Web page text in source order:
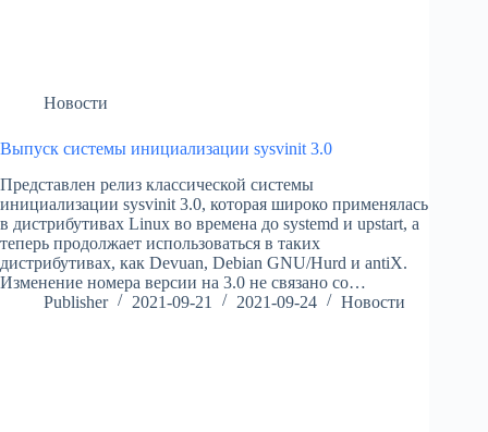
Новости
Выпуск системы инициализации sysvinit 3.0
Представлен релиз классической системы
инициализации sysvinit 3.0, которая широко применялась
в дистрибутивах Linux во времена до systemd и upstart, а
теперь продолжает использоваться в таких
дистрибутивах, как Devuan, Debian GNU/Hurd и antiX.
Изменение номера версии на 3.0 не связано со…
Publisher
2021-09-21 2021-09-24 Новости